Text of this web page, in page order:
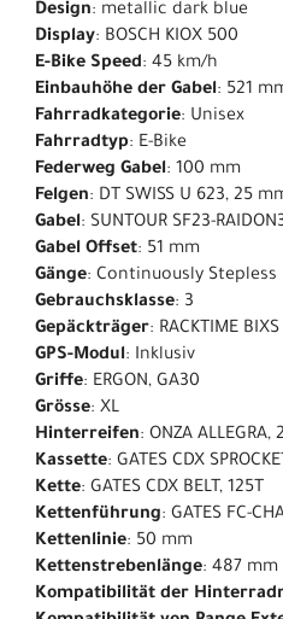
Design: metallic dark blue
Display: BOSCH KIOX 500
E-Bike Speed: 45 km/h
Einbauhöhe der Gabel: 521
Fahrradkategorie: Unisex
Fahrradtyp: E-Bike
Federweg Gabel: 100 mm
Felgen: DT SWISS U 623, 25
Gabel: SUNTOUR SF23-
Gabel Offset: 51 mm
Gänge: Continuously Stepless
Gebrauchsklasse: 3
Gepäckträger: RACKTIME
GPS-Modul: Inklusiv
Griffe: ERGON, GA30
Grösse: XL
Hinterreifen: ONZA ALLEGRA,
Kassette: GATES CDX
Kette: GATES CDX BELT, 125T
Kettenführung: GATES FC-
Kettenlinie: 50 mm
Kettenstrebenlänge: 487 mm
Kompatibilität der